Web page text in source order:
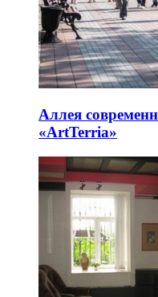
Аллея
«ArtTerria»